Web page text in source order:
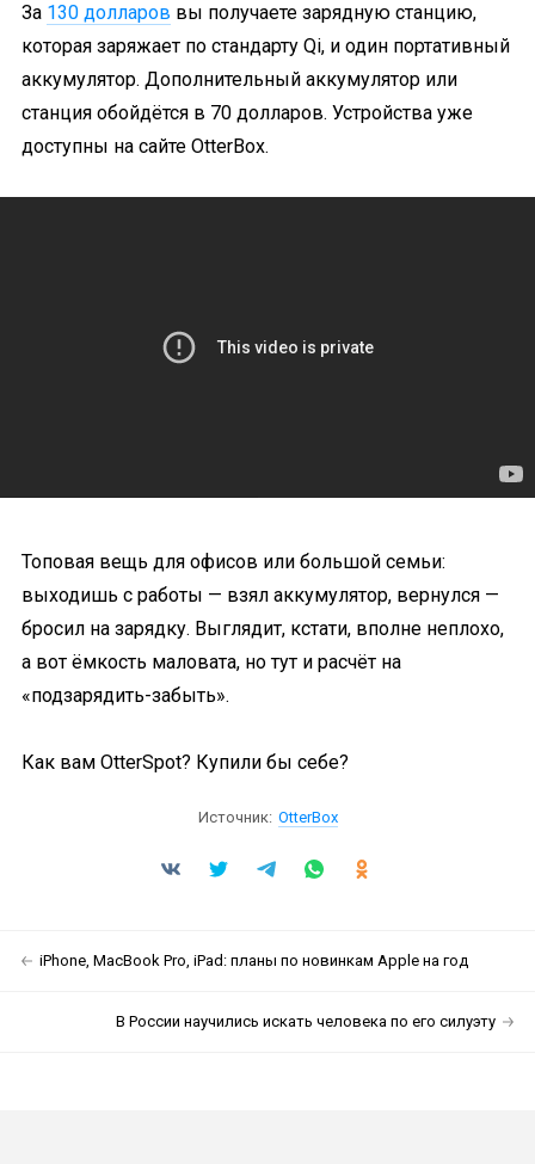
За 130 долларов вы получаете зарядную станцию,
которая заряжает по стандарту Qi, и один портативный
аккумулятор. Дополнительный аккумулятор или
станция обойдётся в 70 долларов. Устройства уже
доступны на сайте OtterBox.
Топовая вещь для офисов или большой семьи:
выходишь с работы — взял аккумулятор, вернулся —
бросил на зарядку. Выглядит, кстати, вполне неплохо,
а вот ёмкость маловата, но тут и расчёт на
«подзарядить-забыть».
Как вам OtterSpot? Купили бы себе?
Источник: OtterBox
iPhone, MacBook Pro, iPad: планы по новинкам Apple на год
В России научились искать человека по его силуэту